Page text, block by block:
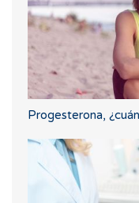
Progesterona,